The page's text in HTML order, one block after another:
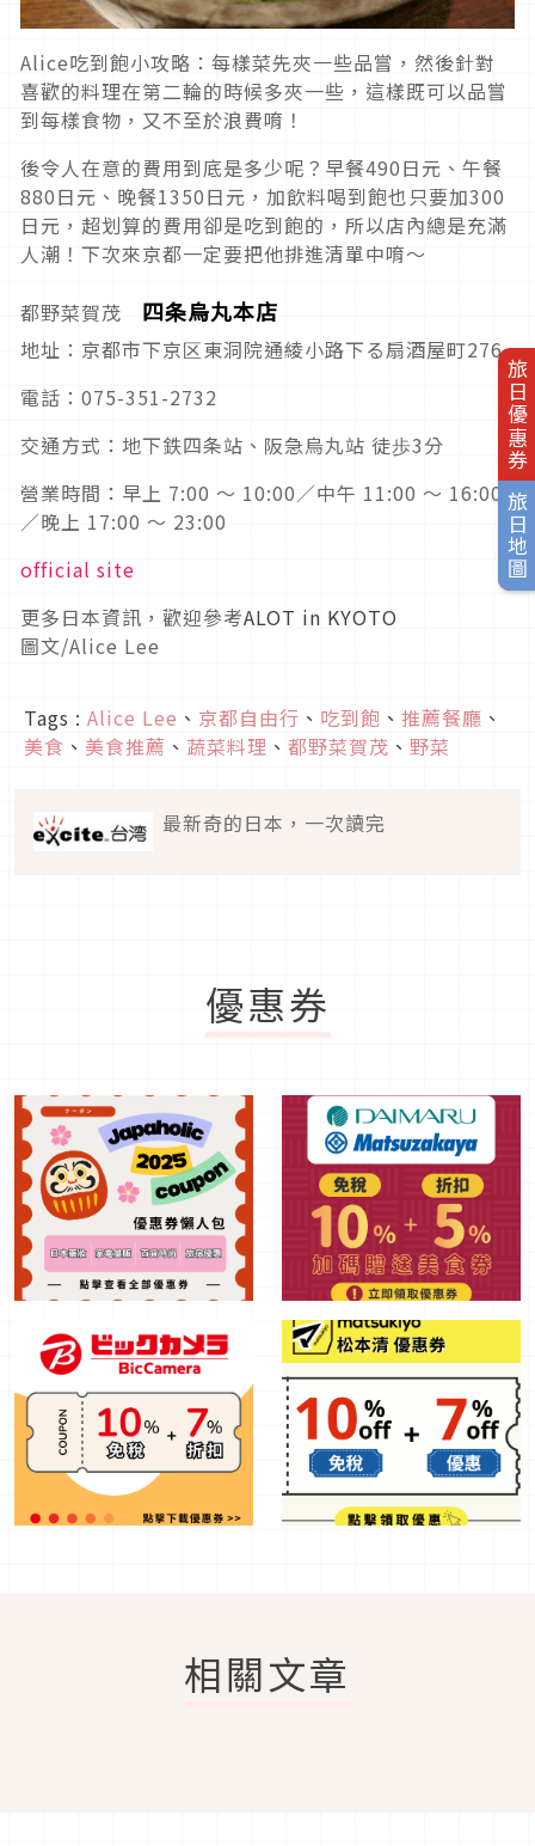
旅日優惠券
旅日地圖
Alice吃到飽小攻略：每樣菜先夾一些品嘗，然後針對
喜歡的料理在第二輪的時候多夾一些，這樣既可以品嘗
到每樣食物，又不至於浪費唷！
後令人在意的費用到底是多少呢？早餐490日元、午餐
880日元、晚餐1350日元，加飲料喝到飽也只要加300
日元，超划算的費用卻是吃到飽的，所以店內總是充滿
人潮！下次來京都一定要把他排進清單中唷～
都野菜賀茂 四条烏丸本店
地址：京都市下京区東洞院通綾小路下る扇酒屋町276
電話：075-351-2732
交通方式：地下鉄四条站、阪急烏丸站 徒歩3分
營業時間：早上 7:00 ～ 10:00／中午 11:00 ～ 16:00
／晚上 17:00 ～ 23:00
official site
更多日本資訊，歡迎參考ALOT in KYOTO
圖文/Alice Lee
Tags : Alice Lee 、 京都自由行 、 吃到飽 、 推薦餐廳 、
美食 、 美食推薦 、 蔬菜料理 、 都野菜賀茂 、 野菜
最新奇的日本，一次讀完
優惠券
相關文章